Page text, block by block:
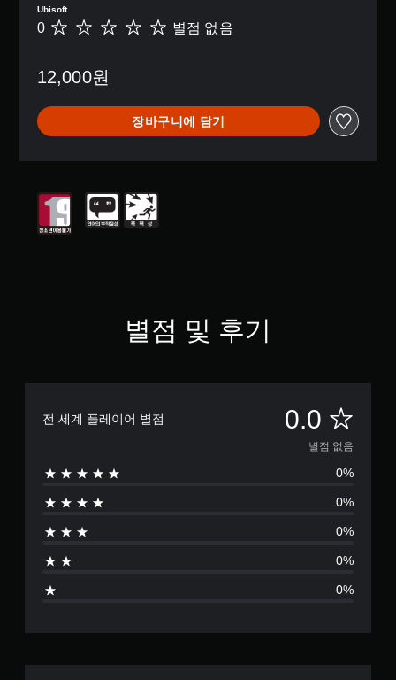
Ubisoft
별
음
0 별점 없음
12,000원
장바구니에 담기
별점 및 후기
전 세계 플레이어 별점 0.0 별
점
없
음
별점 없음
0%
0%
0%
0%
0%